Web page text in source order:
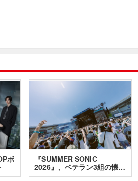
ボ
『SUMMER SONIC
2026』、ベテラン3組の懐…